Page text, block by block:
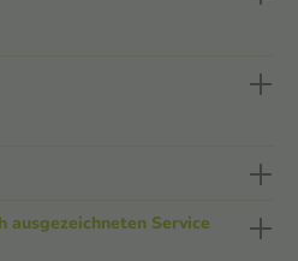
ausgezeichneten Service